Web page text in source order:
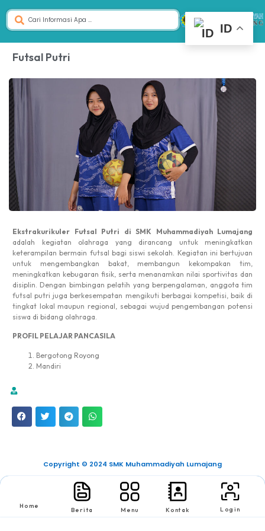
Futsal Putri
Ekstrakurikuler Futsal Putri di SMK Muhammadiyah Lumajang
adalah kegiatan olahraga yang dirancang untuk meningkatkan
keterampilan bermain futsal bagi siswi sekolah. Kegiatan ini bertujuan
untuk mengembangkan bakat, membangun kekompakan tim,
meningkatkan kebugaran fisik, serta menanamkan nilai sportivitas dan
disiplin. Dengan bimbingan pelatih yang berpengalaman, anggota tim
futsal putri juga berkesempatan mengikuti berbagai kompetisi, baik di
tingkat lokal maupun regional, sebagai wujud pengembangan potensi
siswa di bidang olahraga.
PROFIL PELAJAR PANCASILA
Bergotong Royong
Mandiri
Copyright © 2024 SMK Muhammadiyah Lumajang
Home
Berita Menu Kontak Login
ID